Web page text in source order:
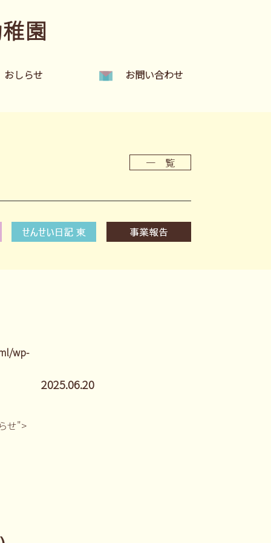
園
おしらせ お問い合わせ
一 覧
wp-
せ">
2025.06.20